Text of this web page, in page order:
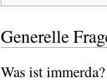
Generelle
Was ist immerda?